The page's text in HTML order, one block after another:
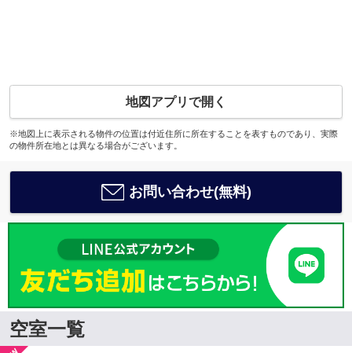
地図アプリで開く
※地図上に表示される物件の位置は付近住所に所在することを表すものであり、実際
の物件所在地とは異なる場合がございます。
お問い合わせ(無料)
空室一覧